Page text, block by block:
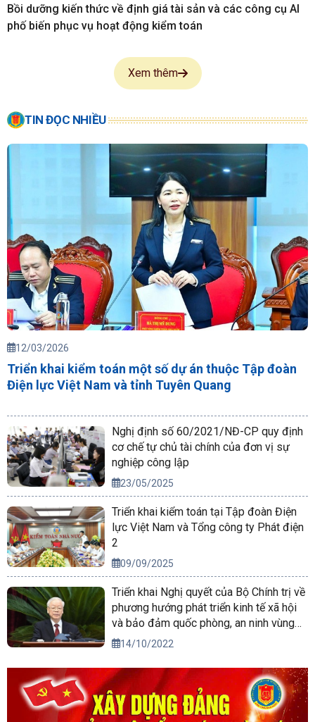
Bồi dưỡng kiến thức về định giá tài sản và các công cụ AI
phố biến phục vụ hoạt động kiểm toán
Xem thêm
TIN ĐỌC NHIỀU
12/03/2026
Triển khai kiểm toán một số dự án thuộc Tập đoàn
Điện lực Việt Nam và tỉnh Tuyên Quang
Nghị định số 60/2021/NĐ-CP quy định
cơ chế tự chủ tài chính của đơn vị sự
nghiệp công lập
23/05/2025
Triển khai kiểm toán tại Tập đoàn Điện
lực Việt Nam và Tổng công ty Phát điện
2
09/09/2025
Triển khai Nghị quyết của Bộ Chính trị về
phương hướng phát triển kinh tế xã hội
và bảo đảm quốc phòng, an ninh vùng
Tây Nguyên đến năm 2030, tầm nhìn
14/10/2022